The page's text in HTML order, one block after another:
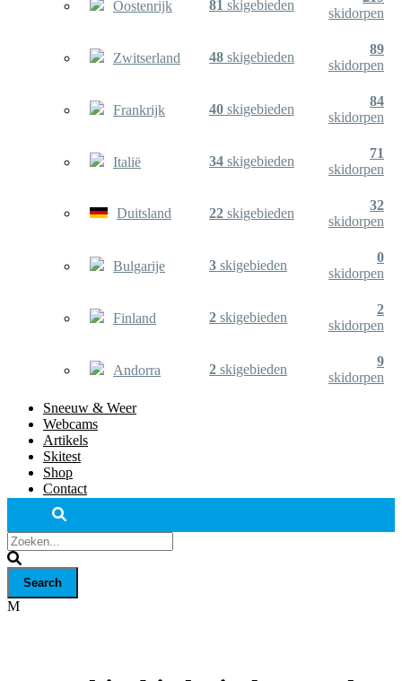
Oostenrijk 81 skigebieden
skidorpen
Zwitserland 48 skigebieden
89
skidorpen
Frankrijk 40 skigebieden
84
skidorpen
Italië 34 skigebieden
71
skidorpen
Duitsland 22 skigebieden
32
skidorpen
Bulgarije 3 skigebieden
0
skidorpen
Finland 2 skigebieden
2
skidorpen
Andorra 2 skigebieden
9
skidorpen
Sneeuw & Weer
Webcams
Artikels
Skitest
Shop
Contact